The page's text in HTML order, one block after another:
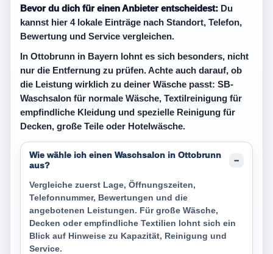
Bevor du dich für einen Anbieter entscheidest: Du
kannst hier 4 lokale Einträge nach Standort, Telefon,
Bewertung und Service vergleichen.
In Ottobrunn in Bayern lohnt es sich besonders, nicht
nur die Entfernung zu prüfen. Achte auch darauf, ob
die Leistung wirklich zu deiner Wäsche passt: SB-
Waschsalon für normale Wäsche, Textilreinigung für
empfindliche Kleidung und spezielle Reinigung für
Decken, große Teile oder Hotelwäsche.
Wie wähle ich einen Waschsalon in Ottobrunn
aus?
Vergleiche zuerst Lage, Öffnungszeiten,
Telefonnummer, Bewertungen und die
angebotenen Leistungen. Für große Wäsche,
Decken oder empfindliche Textilien lohnt sich ein
Blick auf Hinweise zu Kapazität, Reinigung und
Service.